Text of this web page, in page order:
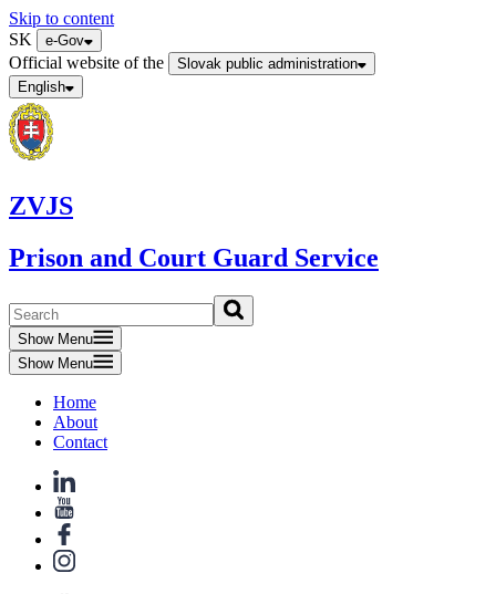
Skip to content
SK
e-Gov
Official website of the
Slovak public administration
English
ZVJS
Prison and Court Guard Service
Show Menu
Show Menu
Home
About
Contact